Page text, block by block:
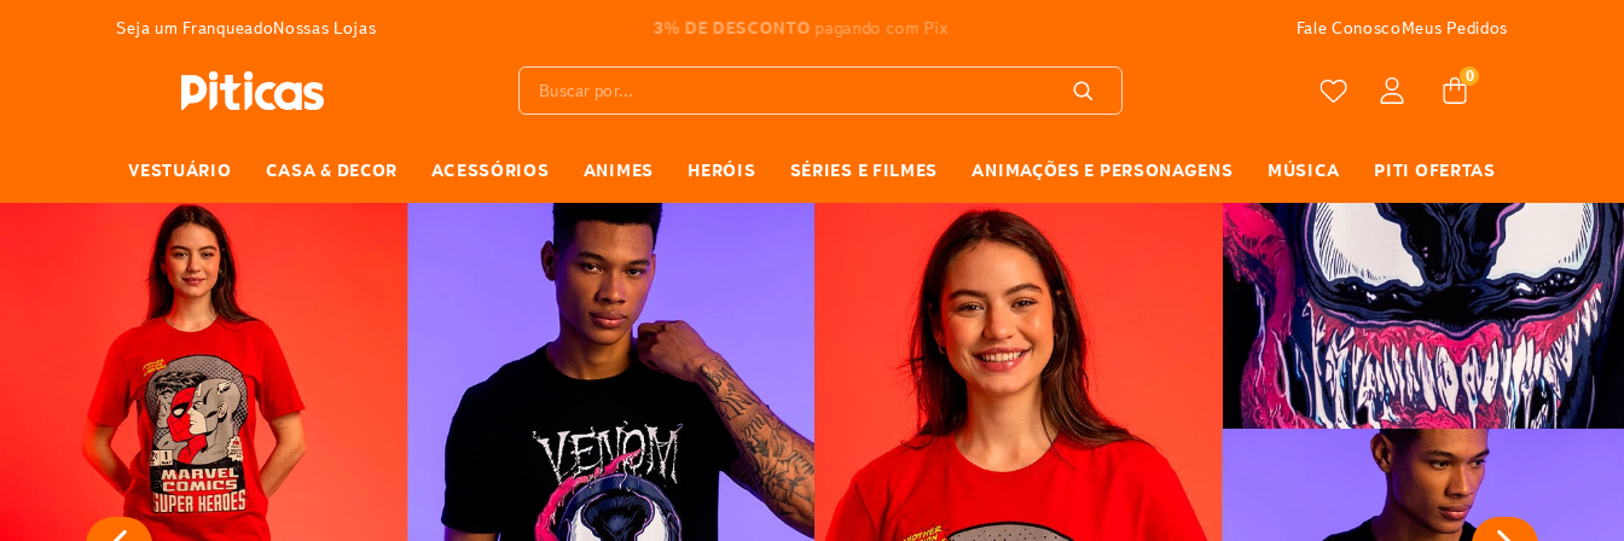
Seja um FranqueadoNossas Lojas
3% DE DESCONTO ATÉ 10X SEM JUROSnas compras acima de R$599 FRETE GRÁTIS
Fale ConoscoMeus Pedidos
Buscar por... 0
VESTUÁRIO CASA & DECOR ACESSÓRIOS ANIMES HERÓIS SÉRIES E FILMES ANIMAÇÕES E PERSONAGENS MÚSICA PITI OFERTAS